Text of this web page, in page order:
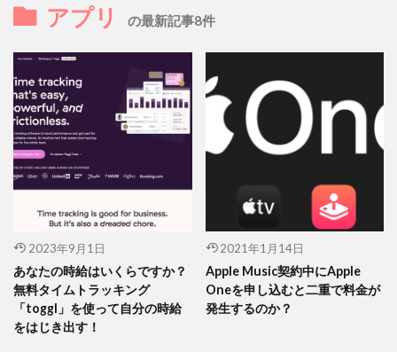
アプリ の最新記事8件
2023年9月1日
あなたの時給はいくらですか？
無料タイムトラッキング
「toggl」を使って自分の時給
をはじき出す！
2021年1月14日
Apple Music契約中にApple
Oneを申し込むと二重で料金が
発生するのか？